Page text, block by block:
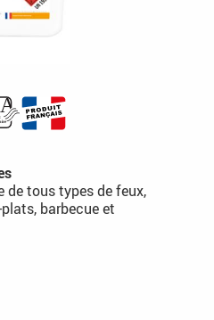
de tous types de feux,
barbecue et